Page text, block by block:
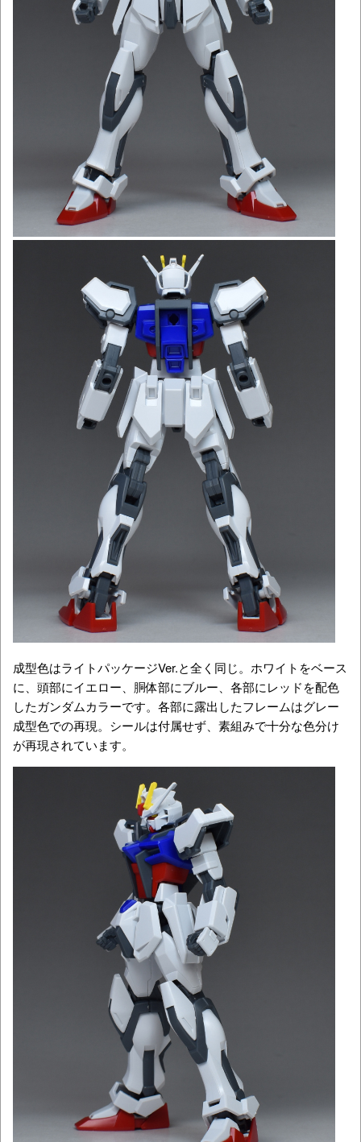
成型色はライトパッケージVer.と全く同じ。ホワイトをベース
に、頭部にイエロー、胴体部にブルー、各部にレッドを配色
したガンダムカラーです。各部に露出したフレームはグレー
成型色での再現。シールは付属せず、素組みで十分な色分け
が再現されています。